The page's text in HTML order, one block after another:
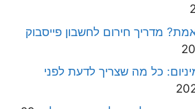
מדריך חירום לחשבון פייסבוק
כל מה שצריך לדעת לפני